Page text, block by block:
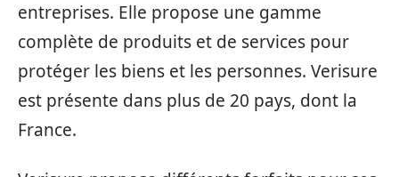
entreprises. Elle propose une gamme
complète de produits et de services pour
protéger les biens et les personnes. Verisure
est présente dans plus de 20 pays, dont la
France.